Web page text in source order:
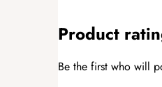
Product
Be the first who will